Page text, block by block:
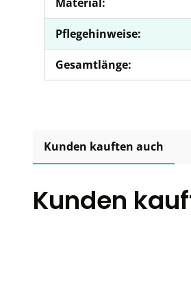
Pflegehinweise:
Gesamtlänge:
Kunden kauften auch
Kunden